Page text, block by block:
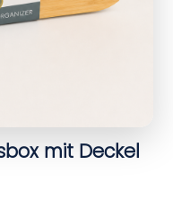
mit Deckel